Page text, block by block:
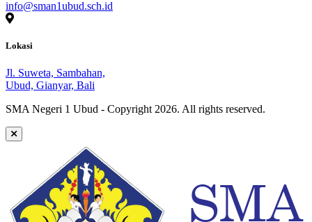
info@sman1ubud.sch.id
Lokasi
Jl. Suweta, Sambahan,
Ubud, Gianyar, Bali
SMA Negeri 1 Ubud - Copyright 2026. All rights reserved.